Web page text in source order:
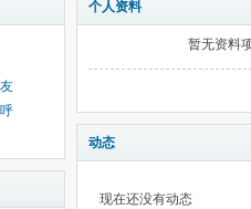
个人资料
暂无资料
动态
现在还没有动态